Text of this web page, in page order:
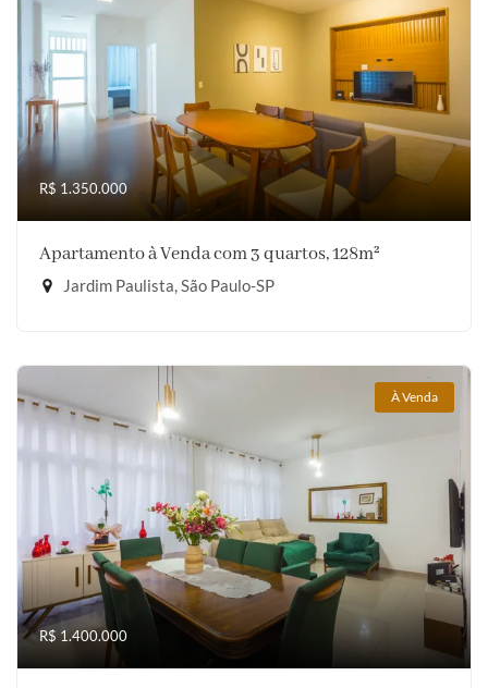
R$ 1.350.000
Apartamento à Venda com 3 quartos, 128m²
Jardim Paulista, São Paulo-SP
À Venda
R$ 1.400.000